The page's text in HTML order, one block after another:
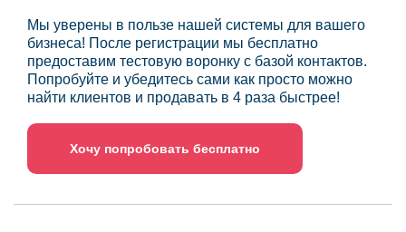
Мы уверены в пользе нашей системы для вашего
бизнеса! После регистрации мы бесплатно
предоставим тестовую воронку с базой контактов.
Попробуйте и убедитесь сами как просто можно
найти клиентов и продавать в 4 раза быстрее!
Хочу попробовать бесплатно